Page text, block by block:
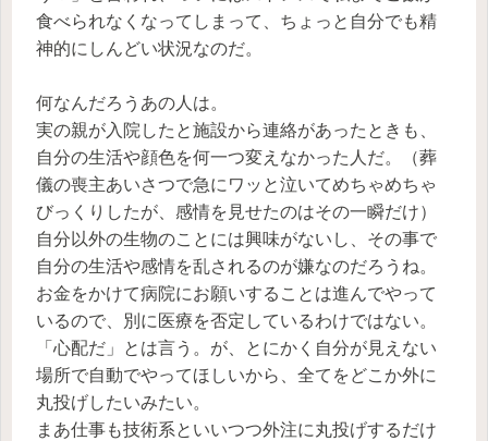
食べられなくなってしまって、ちょっと自分でも精
神的にしんどい状況なのだ。
何なんだろうあの人は。
実の親が入院したと施設から連絡があったときも、
自分の生活や顔色を何一つ変えなかった人だ。（葬
儀の喪主あいさつで急にワッと泣いてめちゃめちゃ
びっくりしたが、感情を見せたのはその一瞬だけ）
自分以外の生物のことには興味がないし、その事で
自分の生活や感情を乱されるのが嫌なのだろうね。
お金をかけて病院にお願いすることは進んでやって
いるので、別に医療を否定しているわけではない。
「心配だ」とは言う。が、とにかく自分が見えない
場所で自動でやってほしいから、全てをどこか外に
丸投げしたいみたい。
まあ仕事も技術系といいつつ外注に丸投げするだけ